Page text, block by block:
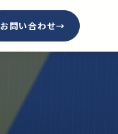
お問い合わせ